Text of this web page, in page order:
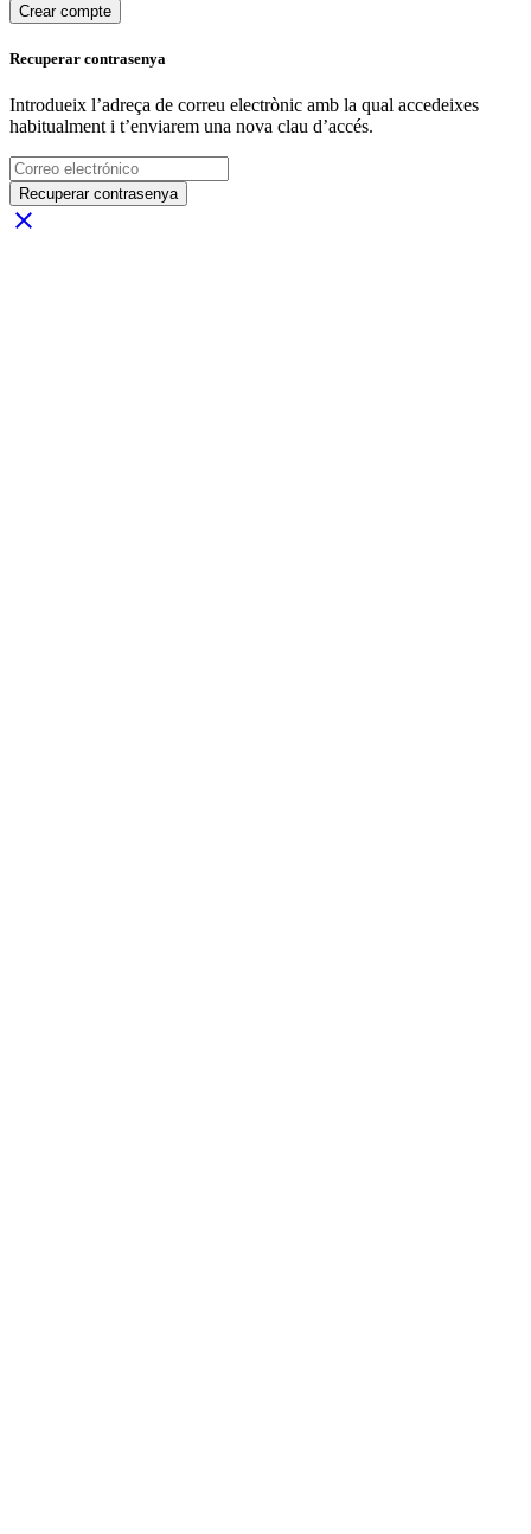
Crear compte
Recuperar contrasenya
Introdueix l’adreça de correu electrònic amb la qual accedeixes
habitualment i t’enviarem una nova clau d’accés.
Recuperar contrasenya
close